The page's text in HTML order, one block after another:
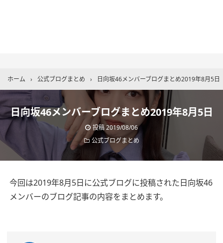
ホーム › 公式ブログまとめ › 日向坂46メンバーブログまとめ2019年8月5日
日向坂46メンバーブログまとめ2019年8月5日
投稿2019/08/06
公式ブログまとめ
今回は2019年8月5日に公式ブログに投稿された日向坂46
メンバーのブログ記事の内容をまとめます。